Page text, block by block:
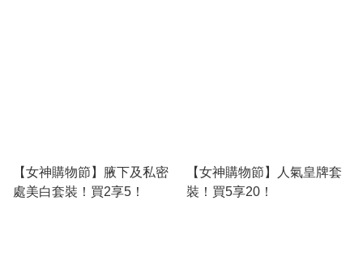
【女神購物節】腋下及私密
處美白套裝！買2享5！
【女神購物節】人氣皇牌套
裝！買5享20！